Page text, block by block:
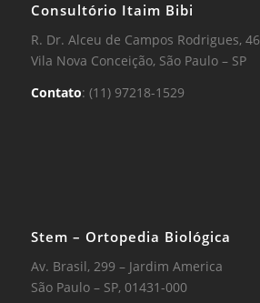
Consultório Itaim Bibi
R. Dr. Alceu de Campos Rodrigues, 46
Vila Nova Conceição, São Paulo – SP
Contato: (11) 97218-1529
Stem – Ortopedia Biológica
Av. Brasil, 299 – Jardim America
São Paulo – SP, 01431-000